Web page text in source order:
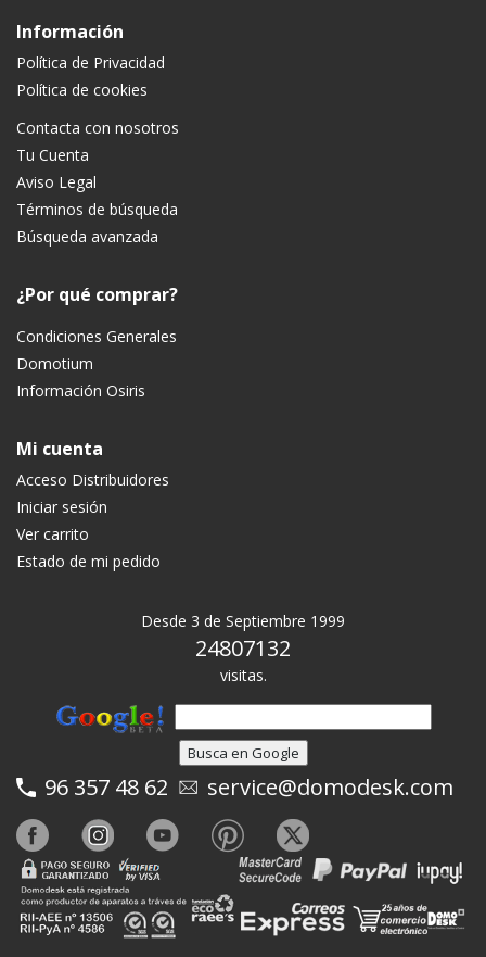
Información
Política de Privacidad
Política de cookies
Contacta con nosotros
Tu Cuenta
Aviso Legal
Términos de búsqueda
Búsqueda avanzada
¿Por qué comprar?
Condiciones Generales
Domotium
Información Osiris
Mi cuenta
Acceso Distribuidores
Iniciar sesión
Ver carrito
Estado de mi pedido
Desde 3 de Septiembre 1999
24807132
visitas.
96 357 48 62 service@domodesk.com